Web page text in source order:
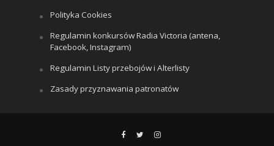
Polityka Cookies
Regulamin konkursów Radia Victoria (antena,
Facebook, Instagram)
Regulamin Listy przebojów i Alterlisty
Zasady przyznawania patronatów